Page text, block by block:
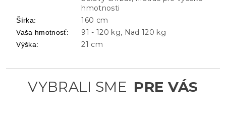
hmotnosti
Šírka: 160 cm
Vaša hmotnosť: 91 - 120 kg, Nad 120 kg
Výška: 21 cm